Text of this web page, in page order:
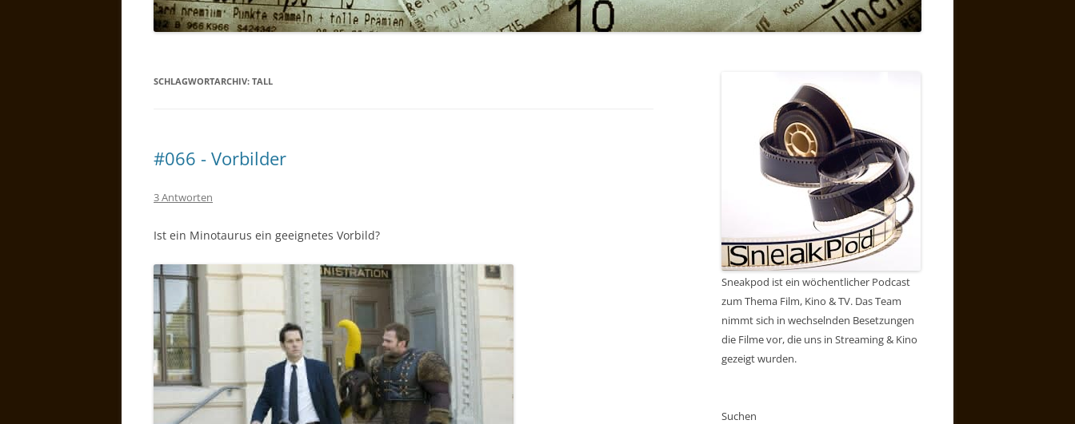
SCHLAGWORTARCHIV: TALL
#066 - Vorbilder
3 Antworten
Ist ein Minotaurus ein geeignetes Vorbild?
Sneakpod ist ein wöchentlicher Podcast
zum Thema Film, Kino & TV. Das Team
nimmt sich in wechselnden Besetzungen
die Filme vor, die uns in Streaming & Kino
gezeigt wurden.
Suchen